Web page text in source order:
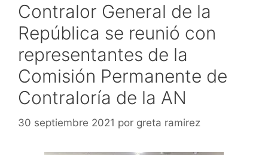
Contralor General de la
República se reunió con
representantes de la
Comisión Permanente de
Contraloría de la AN
30 septiembre 2021 por greta ramirez